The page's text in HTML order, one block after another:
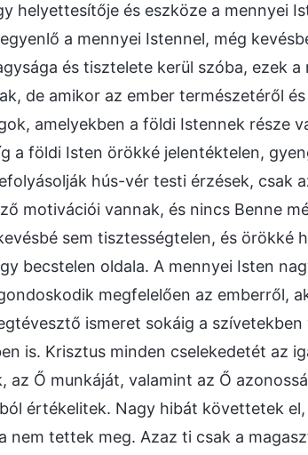
helyettesítője és eszköze a mennyei
a mennyei Istennel, még
és tisztelete kerül szóba, ezek a
de amikor az ember természetéről
amelyekben a földi Istennek része
a földi Isten örökké jelentéktelen,
hús-vér testi érzések, csak
motivációi vannak, és nincs Benne
sem tisztességtelen, és örökké
becstelen oldala. A mennyei Isten
megfelelően az emberről,
ismeret sokáig a szívetekben
is. Krisztus minden cselekedetét az
az Ő munkáját, valamint az Ő
értékelitek. Nagy hibát követtetek
nem tettek meg. Azaz ti csak a